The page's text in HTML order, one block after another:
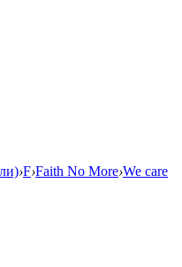
›F›Faith No More›We care